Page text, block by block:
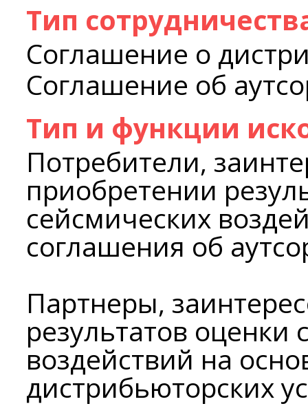
Тип
Соглашение о
Соглашение об
Тип и функции
Потребители,
приобретении
сейсмических
соглашения об
Партнеры,
результатов оценки
воздействий на
дистрибьюторских